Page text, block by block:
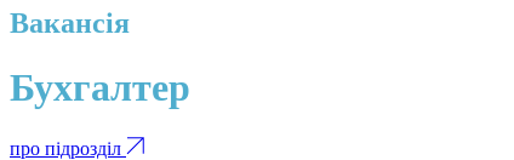
Вакансія
Бухгалтер
про підрозділ